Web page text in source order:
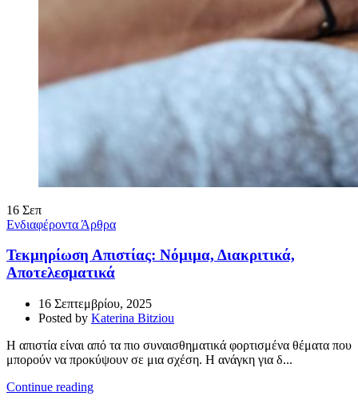
16 Σεπ
Ενδιαφέροντα Άρθρα
Τεκμηρίωση Απιστίας: Νόμιμα, Διακριτικά,
Αποτελεσματικά
16 Σεπτεμβρίου, 2025
Posted by Katerina Bitziou
Η απιστία είναι από τα πιο συναισθηματικά φορτισμένα θέματα που
μπορούν να προκύψουν σε μια σχέση. Η ανάγκη για δ...
Continue reading